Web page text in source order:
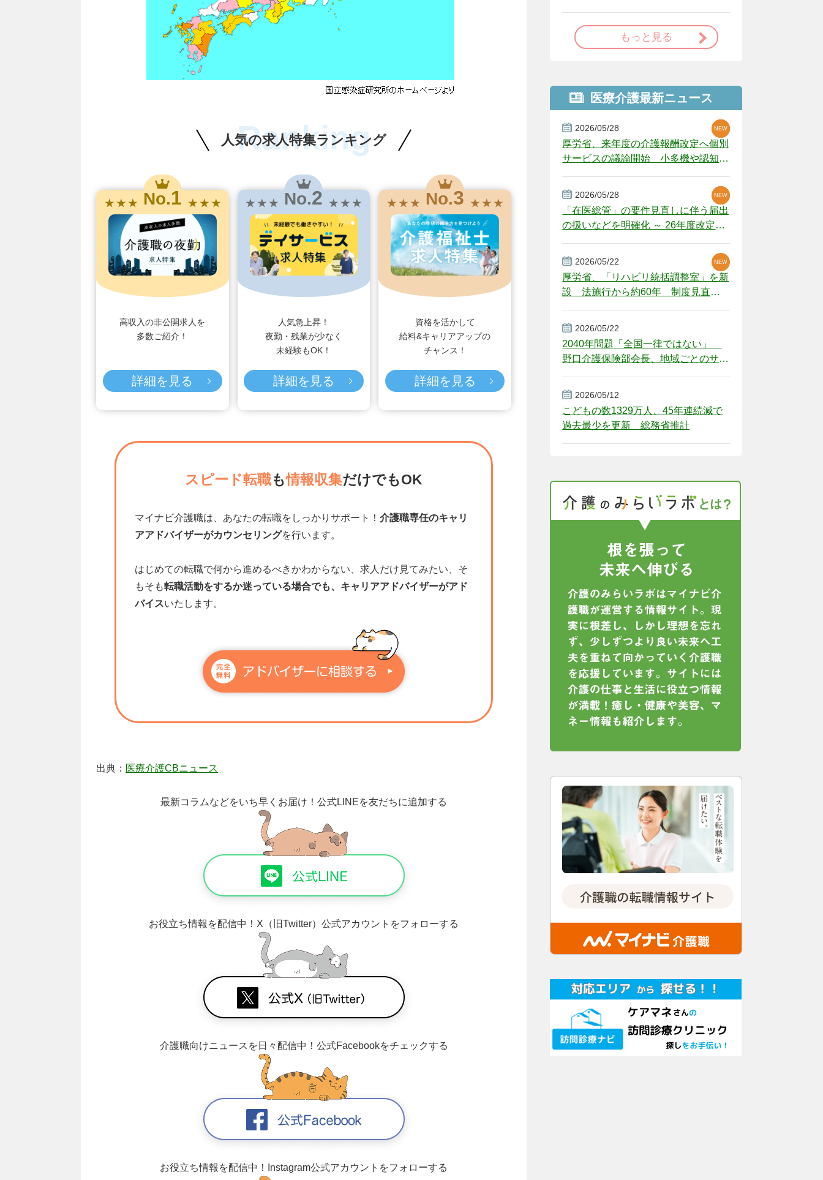
人気の求人特集ランキング
Ranking
★ ★ ★ No.1 ★ ★ ★
高収入の非公開求人を
多数ご紹介！
詳細を見る
★ ★ ★ No.2 ★ ★ ★
人気急上昇！
夜勤・残業が少なく
未経験もOK！
詳細を見る
★ ★ ★ No.3 ★ ★ ★
資格を活かして
給料&キャリアアップの
チャンス！
詳細を見る
スピード転職も情報収集だけでもOK
マイナビ介護職は、あなたの転職をしっかりサポート！ 介護職専任のキャリ
アアドバイザーがカウンセリングを行います。
はじめての転職で何から進めるべきかわからない、求人だけ見てみたい、そ
もそも転職活動をするか迷っている場合でも、キャリアアドバイザーがアド
バイスいたします。
出典： 医療介護CBニュース
最新コラムなどをいち早くお届け！ 公式LINEを友だちに追加する
お役立ち情報を配信中！ X（旧Twitter）公式アカウントをフォローする
介護職向けニュースを日々配信中！ 公式Facebookをチェックする
お役立ち情報を配信中！ Instagram公式アカウントをフォローする
もっと見る
医療介護最新ニュース
2026/05/28
厚労省、来年度の介護報酬改定へ個別
サービスの議論開始 小多機や認知症
NEW
NEW
NEW
2026/05/28
「在医総管」の要件見直しに伴う届出
の扱いなどを明確化 ～ 26年度改定疑
NEW
NEW
2026/05/22
厚労省、「リハビリ統括調整室」を新
設 法施行から約60年 制度見直し
NEW
2026/05/22
2040年問題「全国一律ではない」
野口介護保険部会長、地域ごとのサー
2026/05/12
こどもの数1329万人、45年連続減で
過去最少を更新 総務省推計